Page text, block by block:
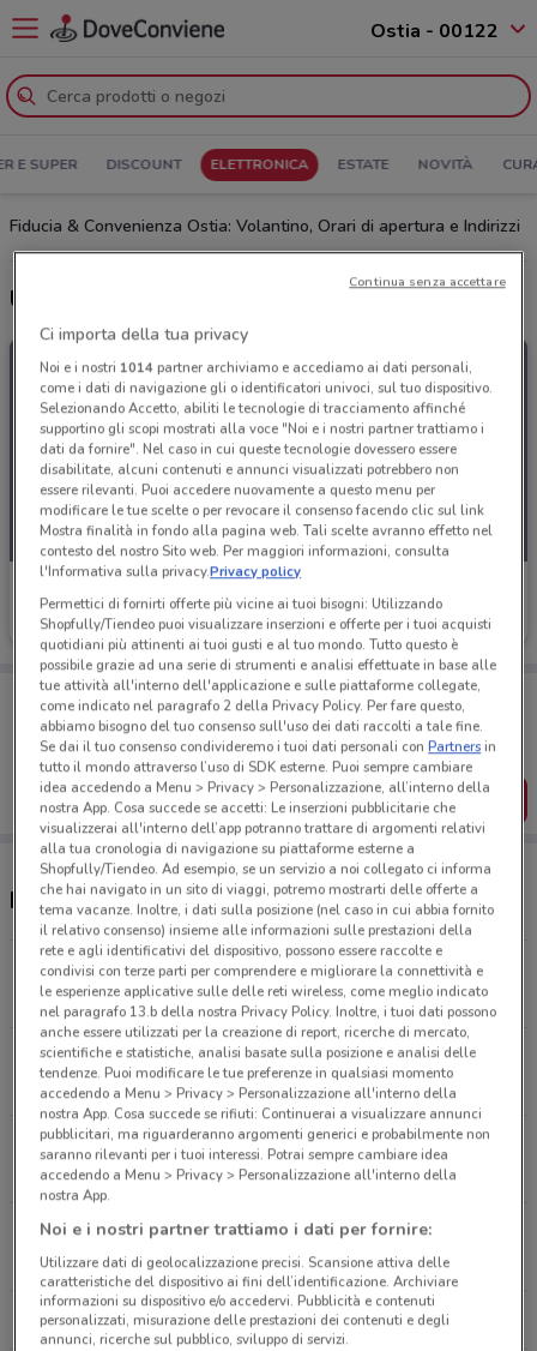
Ostia - 00122
E SUPER DISCOUNT ELETTRONICA ESTATE NOVITÀ
Fiducia & Convenienza Ostia: Volantino, Orari di apertura e Indirizzi
Scade il 15/08 179 m
Porta DoveConviene sempre con te!
Puoi trovare le migliori offerte dei negozi vicino a te,
salvarle e creare la tua lista del risparmio, comodamente
dal tuo cellulare.
SCARICA L’APP
Negozi Fiducia & Convenienza a Ostia
Via Pietro Rosa, 48/B Roma
179 m
Via Aurelia 607 Roma
21.2 km
CHIUSO
Via A. Volta, 32 Roma
22.9 km
CHIUSO
Via Fasana, 8 Roma
25.3 km
CHIUSO
Tutti i negozi Fiducia & Convenienza
Ci importa della tua privacy
Noi e i nostri 1014partner archiviamo e accediamo ai dati personali,
come i dati di navigazione gli o identificatori univoci, sul tuo dispositivo.
Selezionando Accetto, abiliti le tecnologie di tracciamento affinché
supportino gli scopi mostrati alla voce "Noi e i nostri partner trattiamo i
dati da fornire". Nel caso in cui queste tecnologie dovessero essere
disabilitate, alcuni contenuti e annunci visualizzati potrebbero non
essere rilevanti. Puoi accedere nuovamente a questo menu per
modificare le tue scelte o per revocare il consenso facendo clic sul link
Mostra finalità in fondo alla pagina web. Tali scelte avranno effetto nel
contesto del nostro Sito web. Per maggiori informazioni, consulta
l'Informativa sulla privacy.Privacy policy
Permettici di fornirti offerte più vicine ai tuoi bisogni: Utilizzando
Shopfully/Tiendeo puoi visualizzare inserzioni e offerte per i tuoi acquisti
quotidiani più attinenti ai tuoi gusti e al tuo mondo. Tutto questo è
possibile grazie ad una serie di strumenti e analisi effettuate in base alle
tue attività all'interno dell'applicazione e sulle piattaforme collegate,
come indicato nel paragrafo 2 della Privacy Policy. Per fare questo,
abbiamo bisogno del tuo consenso sull'uso dei dati raccolti a tale fine.
Se dai il tuo consenso condivideremo i tuoi dati personali conPartnersin
tutto il mondo attraverso l’uso di SDK esterne. Puoi sempre cambiare
idea accedendo a Menu > Privacy > Personalizzazione, all’interno della
nostra App. Cosa succede se accetti: Le inserzioni pubblicitarie che
visualizzerai all'interno dell’app potranno trattare di argomenti relativi
alla tua cronologia di navigazione su piattaforme esterne a
Shopfully/Tiendeo. Ad esempio, se un servizio a noi collegato ci informa
che hai navigato in un sito di viaggi, potremo mostrarti delle offerte a
tema vacanze. Inoltre, i dati sulla posizione (nel caso in cui abbia fornito
il relativo consenso) insieme alle informazioni sulle prestazioni della
rete e agli identificativi del dispositivo, possono essere raccolte e
condivisi con terze parti per comprendere e migliorare la connettività e
le esperienze applicative sulle delle reti wireless, come meglio indicato
nel paragrafo 13.b della nostra Privacy Policy. Inoltre, i tuoi dati possono
anche essere utilizzati per la creazione di report, ricerche di mercato,
scientifiche e statistiche, analisi basate sulla posizione e analisi delle
tendenze. Puoi modificare le tue preferenze in qualsiasi momento
accedendo a Menu > Privacy > Personalizzazione all'interno della
nostra App. Cosa succede se rifiuti: Continuerai a visualizzare annunci
pubblicitari, ma riguarderanno argomenti generici e probabilmente non
saranno rilevanti per i tuoi interessi. Potrai sempre cambiare idea
accedendo a Menu > Privacy > Personalizzazione all'interno della
nostra App.
Noi e i nostri partner trattiamo i dati per fornire:
Utilizzare dati di geolocalizzazione precisi. Scansione attiva delle
caratteristiche del dispositivo ai fini dell’identificazione. Archiviare
informazioni su dispositivo e/o accedervi. Pubblicità e contenuti
personalizzati, misurazione delle prestazioni dei contenuti e degli
annunci, ricerche sul pubblico, sviluppo di servizi.
Continua senza accettare